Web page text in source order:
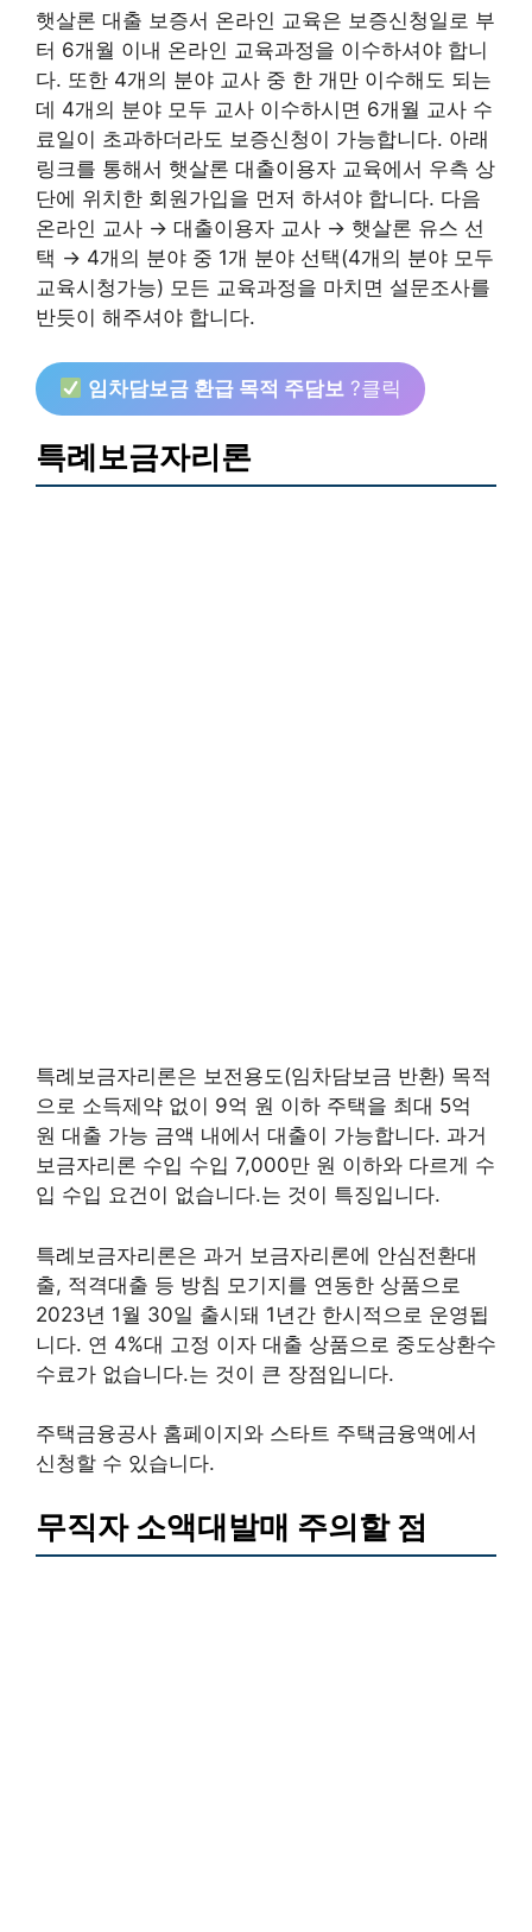
햇살론 대출 보증서 온라인 교육은 보증신청일로 부
터 6개월 이내 온라인 교육과정을 이수하셔야 합니
다. 또한 4개의 분야 교사 중 한 개만 이수해도 되는
데 4개의 분야 모두 교사 이수하시면 6개월 교사 수
료일이 초과하더라도 보증신청이 가능합니다. 아래
링크를 통해서 햇살론 대출이용자 교육에서 우측 상
단에 위치한 회원가입을 먼저 하셔야 합니다. 다음
온라인 교사 → 대출이용자 교사 → 햇살론 유스 선
택 → 4개의 분야 중 1개 분야 선택(4개의 분야 모두
교육시청가능) 모든 교육과정을 마치면 설문조사를
반듯이 해주셔야 합니다.
임차담보금 환급 목적 주담보 ?클릭
특례보금자리론
특례보금자리론은 보전용도(임차담보금 반환) 목적
으로 소득제약 없이 9억 원 이하 주택을 최대 5억
원 대출 가능 금액 내에서 대출이 가능합니다. 과거
보금자리론 수입 수입 7,000만 원 이하와 다르게 수
입 수입 요건이 없습니다.는 것이 특징입니다.
특례보금자리론은 과거 보금자리론에 안심전환대
출, 적격대출 등 방침 모기지를 연동한 상품으로
2023년 1월 30일 출시돼 1년간 한시적으로 운영됩
니다. 연 4%대 고정 이자 대출 상품으로 중도상환수
수료가 없습니다.는 것이 큰 장점입니다.
주택금융공사 홈페이지와 스타트 주택금융액에서
신청할 수 있습니다.
무직자 소액대발매 주의할 점